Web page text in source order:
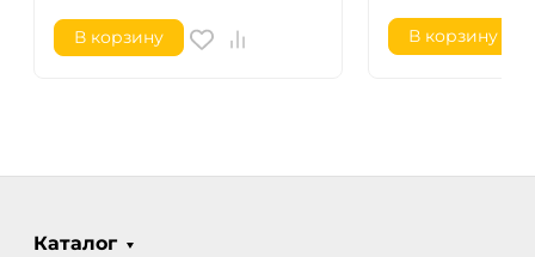
В корзину В корзину
Каталог